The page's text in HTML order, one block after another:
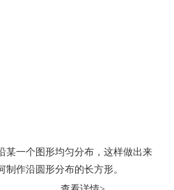
某一个图形均匀分布，这样做出来
作沿圆形分布的长方形。